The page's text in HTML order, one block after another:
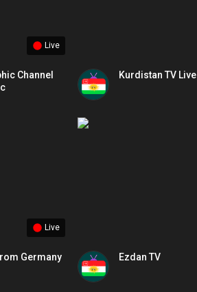
Live
Channel
Kurdistan TV Live
Live
Germany Ezdan TV